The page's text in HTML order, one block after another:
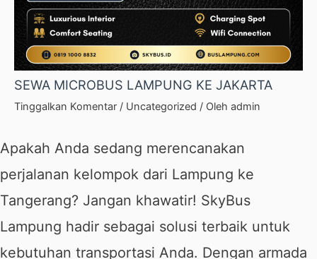
SEWA MICROBUS LAMPUNG KE JAKARTA
Tinggalkan Komentar / Uncategorized / Oleh admin
Apakah Anda sedang merencanakan
perjalanan kelompok dari Lampung ke
Tangerang? Jangan khawatir! SkyBus
Lampung hadir sebagai solusi terbaik untuk
kebutuhan transportasi Anda. Dengan armada